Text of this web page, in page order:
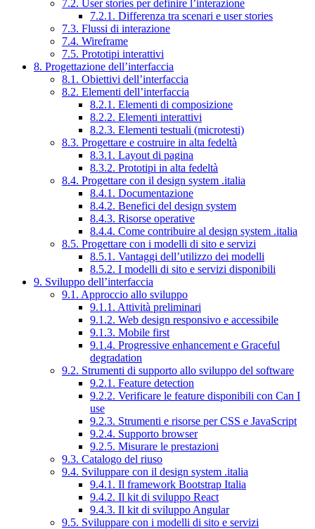
7.2. User stories per definire l’interazione
7.2.1. Differenza tra scenari e user stories
7.3. Flussi di interazione
7.4. Wireframe
7.5. Prototipi interattivi
8. Progettazione dell’interfaccia
8.1. Obiettivi dell’interfaccia
8.2. Elementi dell’interfaccia
8.2.1. Elementi di composizione
8.2.2. Elementi interattivi
8.2.3. Elementi testuali (microtesti)
8.3. Progettare e costruire in alta fedeltà
8.3.1. Layout di pagina
8.3.2. Prototipi in alta fedeltà
8.4. Progettare con il design system .italia
8.4.1. Documentazione
8.4.2. Benefici del design system
8.4.3. Risorse operative
8.4.4. Come contribuire al design system .italia
8.5. Progettare con i modelli di sito e servizi
8.5.1. Vantaggi dell’utilizzo dei modelli
8.5.2. I modelli di sito e servizi disponibili
9. Sviluppo dell’interfaccia
9.1. Approccio allo sviluppo
9.1.1. Attività preliminari
9.1.2. Web design responsivo e accessibile
9.1.3. Mobile first
9.1.4. Progressive enhancement e Graceful
degradation
9.2. Strumenti di supporto allo sviluppo del software
9.2.1. Feature detection
9.2.2. Verificare le feature disponibili con Can I
use
9.2.3. Strumenti e risorse per CSS e JavaScript
9.2.4. Supporto browser
9.2.5. Misurare le prestazioni
9.3. Catalogo del riuso
9.4. Sviluppare con il design system .italia
9.4.1. Il framework Bootstrap Italia
9.4.2. Il kit di sviluppo React
9.4.3. Il kit di sviluppo Angular
9.5. Sviluppare con i modelli di sito e servizi